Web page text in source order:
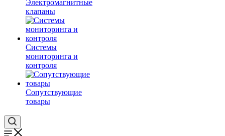
Электромагнитные
клапаны
Системы
мониторинга и
контроля
Сопутствующие
товары